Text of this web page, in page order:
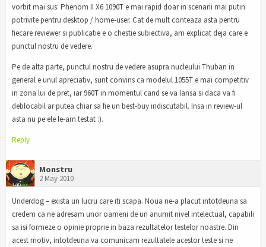
vorbit mai sus: Phenom II X6 1090T e mai rapid doar in scenarii mai putin
potrivite pentru desktop / home-user. Cat de mult conteaza asta pentru
fiecare reviewer si publicatie e o chestie subiectiva, am explicat deja care e
punctul nostru de vedere.
Pe de alta parte, punctul nostru de vedere asupra nucleului Thuban in
general e unul apreciativ, sunt convins ca modelul 1055T e mai competitiv
in zona lui de pret, iar 960T in momentul cand se va lansa si daca va fi
deblocabil ar putea chiar sa fie un best-buy indiscutabil. Insa in review-ul
asta nu pe ele le-am testat :).
Reply
Monstru
2 May 2010
Underdog – exista un lucru care iti scapa. Noua ne-a placut intotdeuna sa
credem ca ne adresam unor oameni de un anumit nivel intelectual, capabili
sa isi formeze o opinie proprie in baza rezultatelor testelor noastre. Din
acest motiv, intotdeuna va comunicam rezultatele acestor teste si ne